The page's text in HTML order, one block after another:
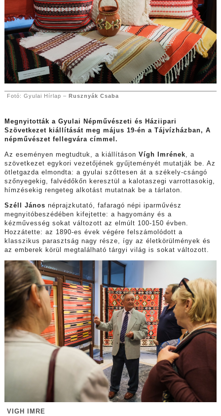
Fotó: Gyulai Hírlap – Rusznyák Csaba
Megnyitották a Gyulai Népművészeti és Háziipari
Szövetkezet kiállítását meg május 19-én a Tájvízházban, A
népművészet fellegvára címmel.
Az eseményen megtudtuk, a kiállításon Vígh Imrének, a
szövetkezet egykori vezetőjének gyűjteményét mutatják be. Az
ötletgazda elmondta: a gyulai szőttesen át a székely-csángó
szőnyegekig, falvédőkőn keresztül a kalotaszegi varrottasokig,
hímzésekig rengeteg alkotást mutatnak be a tárlaton.
Széll János néprajzkutató, fafaragó népi iparművész
megnyitóbeszédében kifejtette: a hagyomány és a
kézművesség sokat változott az elmúlt 100-150 évben.
Hozzátette: az 1890-es évek végére felszámolódott a
klasszikus parasztság nagy része, így az életkörülmények és
az emberek körül megtalálható tárgyi világ is sokat változott.
VIGH IMRE